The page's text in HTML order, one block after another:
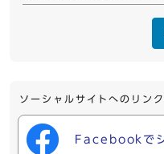
ソーシャルサイトへのリン
Facebookで